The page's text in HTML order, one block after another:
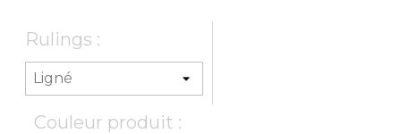
Rulings :
Couleur produit :